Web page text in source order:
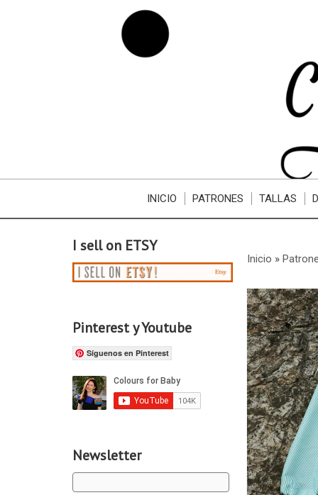
INICIO PATRONES TALLAS
I sell on ETSY
Pinterest y Youtube
Síguenos en Pinterest
Newsletter
Inicio »